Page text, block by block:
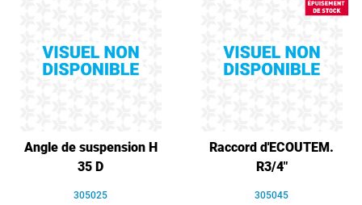
Angle de suspension H
35 D
305025
Raccord d'ECOUTEM.
R3/4"
305045